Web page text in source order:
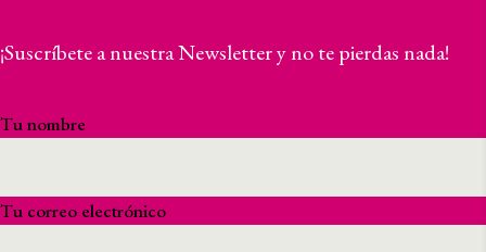
¡Suscríbete a nuestra Newsletter y no te pierdas nada!
Tu nombre
Tu correo electrónico